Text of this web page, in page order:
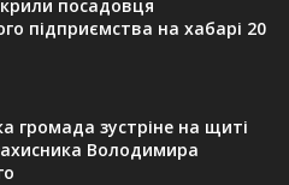
посадовця
підприємства на хабарі 20
громада зустріне на щиті
Володимира